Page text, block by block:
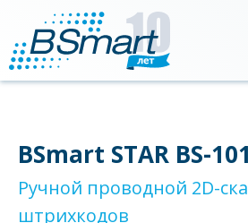
BSmart STAR BS-
Ручной проводной 2D-
штрихкодов